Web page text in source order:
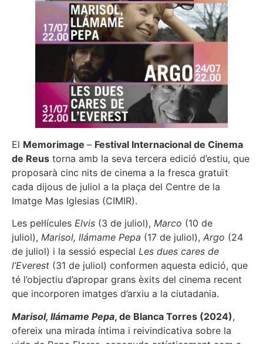
El Memorimage – Festival Internacional de Cinema
de Reus torna amb la seva tercera edició d’estiu, que
proposarà cinc nits de cinema a la fresca gratuït
cada dijous de juliol a la plaça del Centre de la
Imatge Mas Iglesias (CIMIR).
Les pel·lícules Elvis (3 de juliol), Marco (10 de
juliol), Marisol, llámame Pepa (17 de juliol), Argo (24
de juliol) i la sessió especial Les dues cares de
l’Everest (31 de juliol) conformen aquesta edició, que
té l’objectiu d’apropar grans èxits del cinema recent
que incorporen imatges d’arxiu a la ciutadania.
Marisol, llámame Pepa, de Blanca Torres (2024),
ofereix una mirada íntima i reivindicativa sobre la